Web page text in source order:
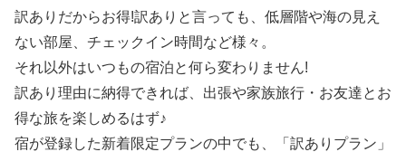
訳ありだからお得!訳ありと言っても、低層階や海の見え
ない部屋、チェックイン時間など様々。
それ以外はいつもの宿泊と何ら変わりません!
訳あり理由に納得できれば、出張や家族旅行・お友達とお
得な旅を楽しめるはず♪
宿が登録した新着限定プランの中でも、「訳ありプラン」